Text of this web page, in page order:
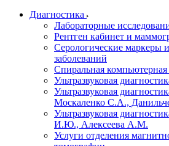
Диагностика
Лабораторные
Рентген кабинет и
Серологические маркеры
заболеваний
Спиральная
Ультразвуковая
Ультразвуковая
Москаленко С.А.,
Ультразвуковая
И.Ю., Алексеева А.М.
Услуги отделения